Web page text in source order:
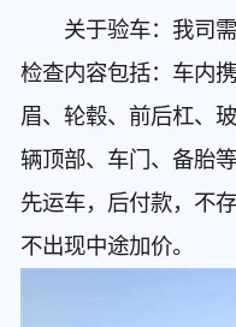
关于验车：我司需
检查内容包括：车内
眉、轮毂、前后杠、
辆顶部、车门、备胎
先运车，后付款，不
不出现中途加价。